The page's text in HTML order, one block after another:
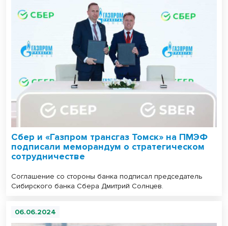
Сбер и «Газпром трансгаз Томск» на ПМЭФ
подписали меморандум о стратегическом
сотрудничестве
Соглашение со стороны банка подписал председатель
Сибирского банка Сбера Дмитрий Солнцев.
06.06.2024